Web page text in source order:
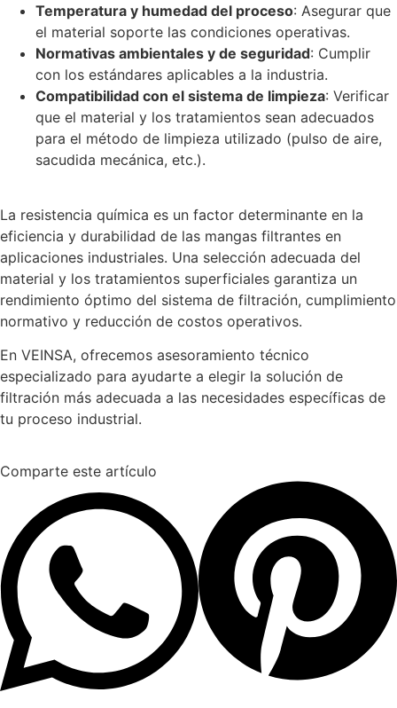
Temperatura y humedad del proceso: Asegurar que
el material soporte las condiciones operativas.
Normativas ambientales y de seguridad: Cumplir
con los estándares aplicables a la industria.
Compatibilidad con el sistema de limpieza: Verificar
que el material y los tratamientos sean adecuados
para el método de limpieza utilizado (pulso de aire,
sacudida mecánica, etc.).
La resistencia química es un factor determinante en la
eficiencia y durabilidad de las mangas filtrantes en
aplicaciones industriales. Una selección adecuada del
material y los tratamientos superficiales garantiza un
rendimiento óptimo del sistema de filtración, cumplimiento
normativo y reducción de costos operativos.
En VEINSA, ofrecemos asesoramiento técnico
especializado para ayudarte a elegir la solución de
filtración más adecuada a las necesidades específicas de
tu proceso industrial.
Comparte este artículo